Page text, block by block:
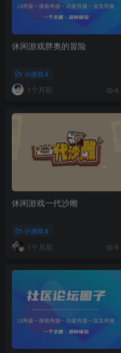
休闲游戏胖奥的冒险
小游戏📱
1个月前 4
休闲游戏一代沙雕
小游戏📱
1个月前 9